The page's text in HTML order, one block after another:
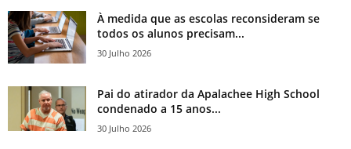
À medida que as escolas reconsideram se
todos os alunos precisam...
30 Julho 2026
Pai do atirador da Apalachee High School
condenado a 15 anos...
30 Julho 2026